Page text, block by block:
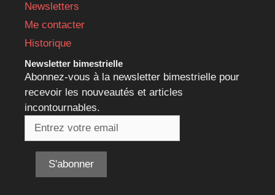
Newsletters
Me contacter
Historique
Newsletter bimestrielle
Abonnez-vous à la newsletter bimestrielle pour
recevoir les nouveautés et articles
incontournables.